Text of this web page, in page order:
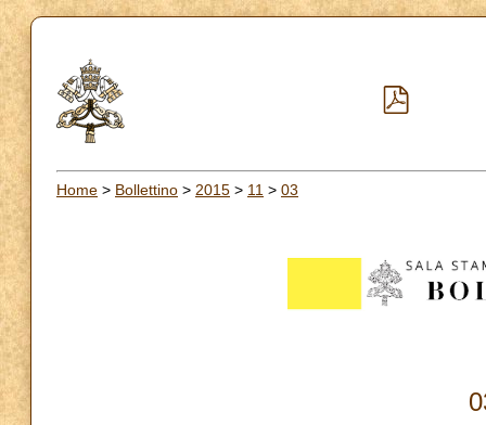
Home > Bollettino > 2015 > 11 > 03